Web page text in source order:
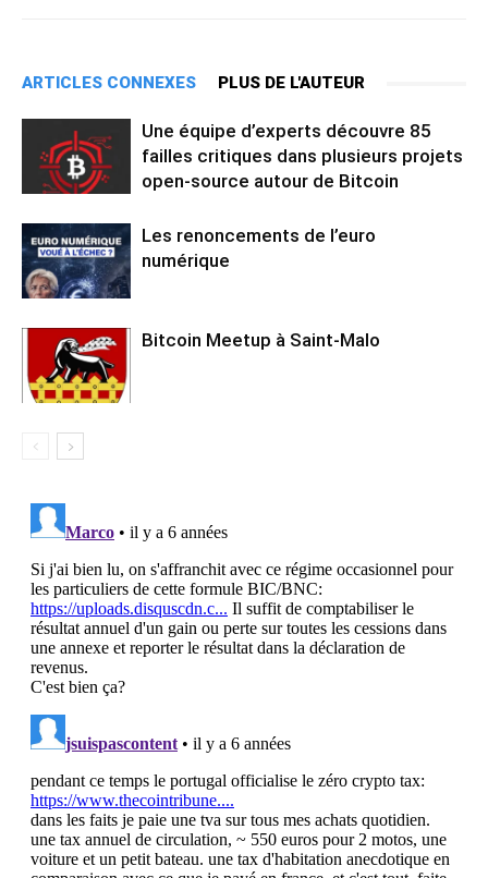
ARTICLES CONNEXES PLUS DE L'AUTEUR
Une équipe d’experts découvre 85
failles critiques dans plusieurs projets
open-source autour de Bitcoin
Les renoncements de l’euro
numérique
Bitcoin Meetup à Saint-Malo